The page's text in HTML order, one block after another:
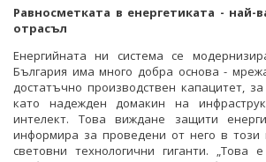
Равносметката в енергетиката - най-
отрасъл
Енергийната ни система се
България има много добра основа -
достатъчно производствен капацитет,
като надежден домакин на
интелект. Това виждане защити
информира за проведени от него в този
световни технологични гиганти. „Това